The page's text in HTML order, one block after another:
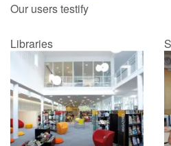
Our users testify
Libraries